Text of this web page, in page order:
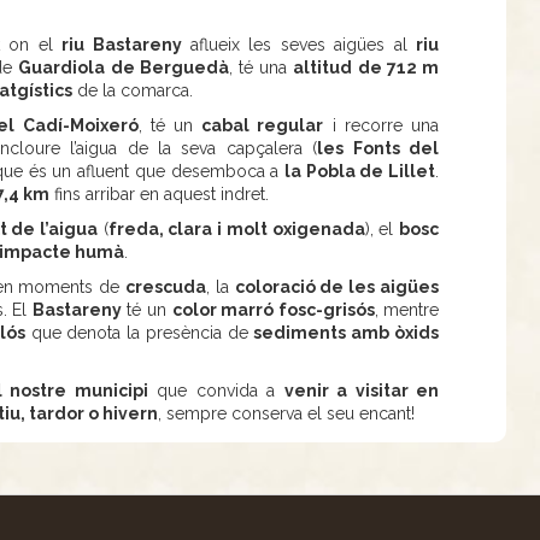
on el riu Bastarenyaflueix les seves aigües al riu
Guardiola de Berguedà, té una altitud de 712 m
de la comarca.
Cadí-Moixeró, té un cabal regular i recorre una
l’aigua de la seva capçalera (les Fonts del
és un afluent que desemboca a la Pobla de Lillet
km fins arribar en aquest indret.
de l’aigua (freda, clara i molt oxigenada), el
bosc
humà
moments de crescuda , la coloració de les aigües
El
Bastarenyté un color marró fosc-grisós, mentre
que denota la presència desediments amb òxids
nostre municipi que convida a venir a visitar en
tardor o hivern , sempre conserva el seu encant!